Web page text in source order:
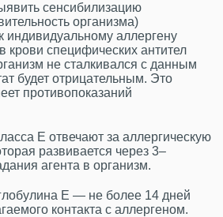
сенсибилизацию
организма)
индивидуальному аллергену
крови специфических антител
не сталкивался с данным
будет отрицательным. Это
противопоказаний
Е отвечают за аллергическую
развивается через 3–
агента в организм.
Е — не более 14 дней
контакта с аллергеном.